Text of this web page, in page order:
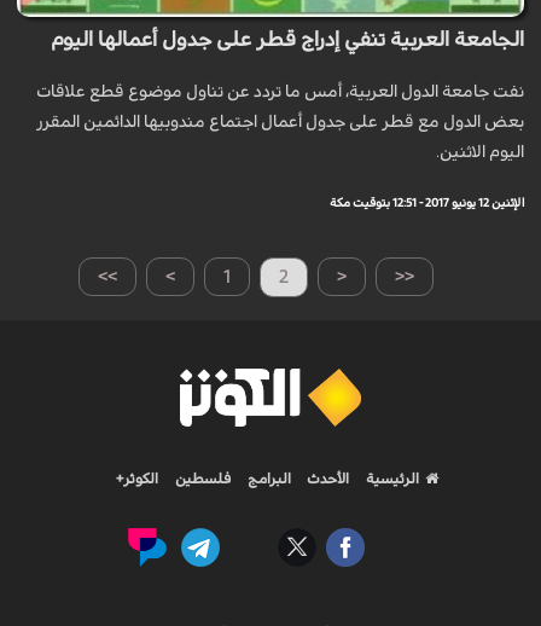
الجامعة العربية تنفي إدراج قطر على جدول أعمالها اليوم
نفت جامعة الدول العربية، أمس ما تردد عن تناول موضوع قطع علاقات
بعض الدول مع قطر على جدول أعمال اجتماع مندوبيها الدائمين المقرر
اليوم الاثنين.
الإثنين 12 يونيو 2017 - 12:51 بتوقيت مكة
>> > 1 2 < <<
الرئيسية الأحدث البرامج فلسطين الكوثر+